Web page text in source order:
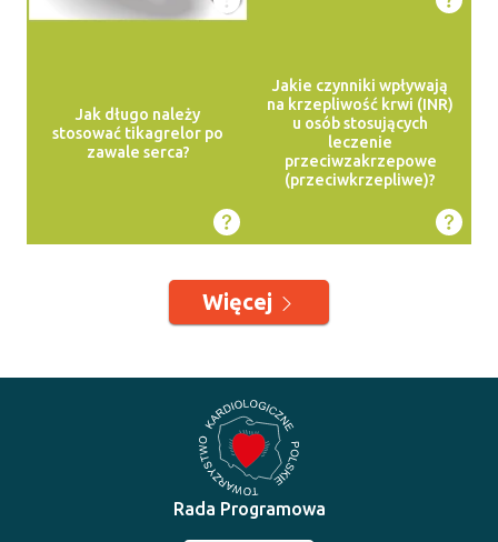
Jak długo należy
stosować tikagrelor po
zawale serca?
Jakie czynniki wpływają
na krzepliwość krwi (INR)
u osób stosujących
leczenie
przeciwzakrzepowe
(przeciwkrzepliwe)?
Więcej
Rada Programowa